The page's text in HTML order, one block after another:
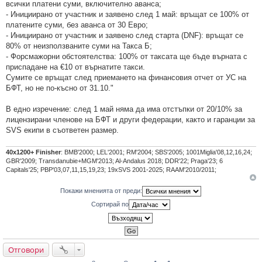
всички платени суми, включително аванса;
- Инициирано от участник и заявено след 1 май: връщат се 100% от
платените суми, без аванса от 30 Евро;
- Инициирано от участник и заявено след старта (DNF): връщат се
80% от неизползваните суми на Такса Б;
- Форсмажорни обстоятелства: 100% от таксата ще бъде върната с
приспадане на €10 от върнатите такси.
Сумите се връщат след приемането на финансовия отчет от УС на
БФТ, но не по-късно от 31.10."
В едно изречение: след 1 май няма да има отстъпки от 20/10% за
лицензирани членове на БФТ и други федерации, както и гаранции за
SVS екипи в съответен размер.
40х1200+ Finisher: BMB'2000; LEL'2001; RM'2004; SBS'2005; 1001Miglia'08,12,16,24;
GBR'2009; Transdanubie+MGM'2013; Al-Andalus 2018; DDR'22; Praga'23; 6
Capitals'25; PBP'03,07,11,15,19,23; 19xSVS 2001-2025; RAAM'2010/2011;
Покажи мненията от преди:
Сортирай по
Отговори